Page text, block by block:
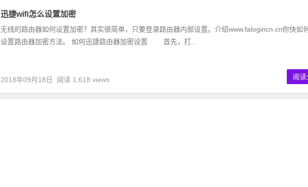
迅捷wifi怎么设置加密
无线的路由器如何设置加密？其实很简单，只要登录路由器内部设置。介绍www.falogincn.cn你快如
设置路由器加密方法。 如何迅捷路由器加密设置 首先，打...
2018年09月18日 阅读 1,618 views 阅